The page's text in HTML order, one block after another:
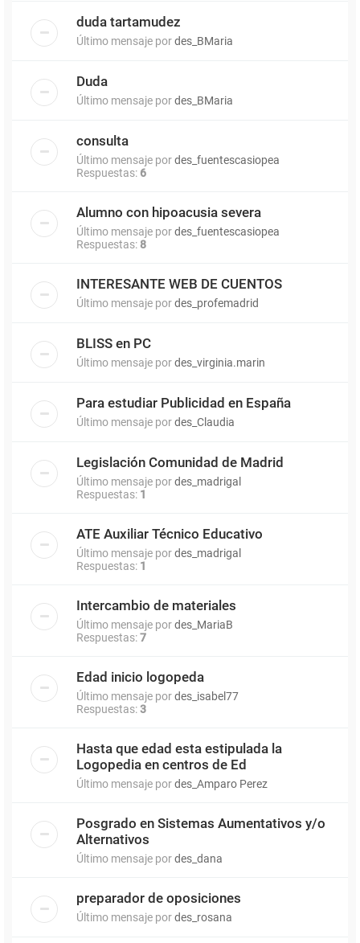
duda tartamudez
Último mensaje pordes_BMaria
Duda
Último mensaje pordes_BMaria
consulta
Último mensaje pordes_fuentescasiopea
Respuestas: 6
Alumno con hipoacusia severa
Último mensaje pordes_fuentescasiopea
Respuestas: 8
INTERESANTE WEB DE CUENTOS
Último mensaje pordes_profemadrid
BLISS en PC
Último mensaje pordes_virginia.marin
Para estudiar Publicidad en España
Último mensaje pordes_Claudia
Legislación Comunidad de Madrid
Último mensaje pordes_madrigal
Respuestas: 1
ATE Auxiliar Técnico Educativo
Último mensaje pordes_madrigal
Respuestas: 1
Intercambio de materiales
Último mensaje pordes_MariaB
Respuestas:7
Edad inicio logopeda
Último mensaje pordes_isabel77
Respuestas:3
Hasta que edad esta estipulada la
Logopedia en centros de Ed
Último mensaje pordes_Amparo Perez
Posgrado en Sistemas Aumentativos y/o
Alternativos
Último mensaje pordes_dana
preparador de oposiciones
Último mensaje pordes_rosana